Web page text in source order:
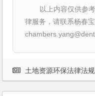
以上内容仅供参
律服务，请联系杨春
土地资源环保法律法规